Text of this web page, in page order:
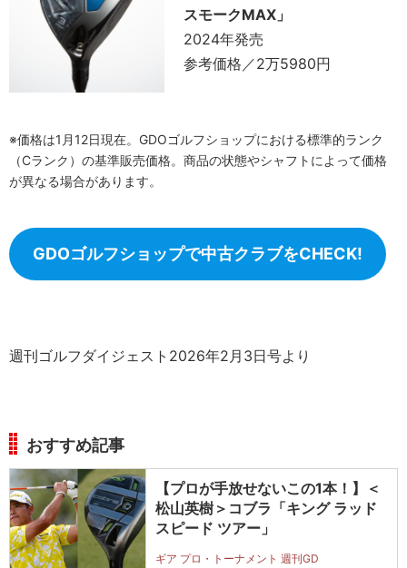
スモークMAX」
2024年発売
参考価格／2万5980円
※価格は1月12日現在。GDOゴルフショップにおける標準的ランク
（Cランク）の基準販売価格。商品の状態やシャフトによって価格
が異なる場合があります。
GDOゴルフショップで中古クラブをCHECK!
週刊ゴルフダイジェスト2026年2月3日号より
おすすめ記事
【プロが手放せないこの1本！】＜
松山英樹＞コブラ「キング ラッド
スピード ツアー」
ギア プロ・トーナメント 週刊GD